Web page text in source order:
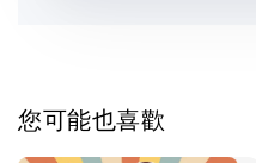
您可能也喜歡